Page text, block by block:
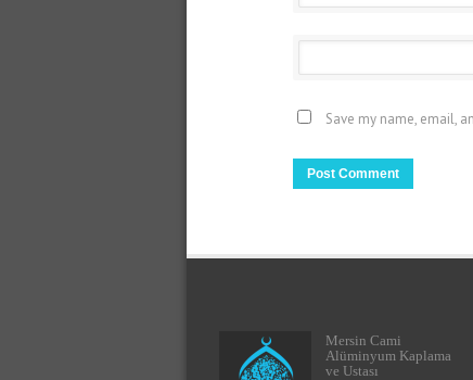
Save my name, email,
Mersin Cami
Alüminyum Kaplama
ve Ustası